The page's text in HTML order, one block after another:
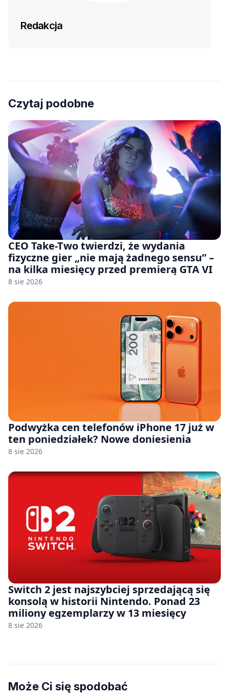
Redakcja
Czytaj podobne
CEO Take-Two twierdzi, że wydania
fizyczne gier „nie mają żadnego sensu” –
na kilka miesięcy przed premierą GTA VI
8 sie 2026
Podwyżka cen telefonów iPhone 17 już w
ten poniedziałek? Nowe doniesienia
8 sie 2026
Switch 2 jest najszybciej sprzedającą się
konsolą w historii Nintendo. Ponad 23
miliony egzemplarzy w 13 miesięcy
8 sie 2026
Może Ci się spodobać